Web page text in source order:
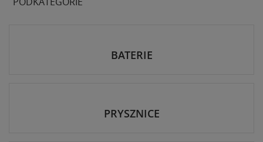
BATERIE
PRYSZNICE